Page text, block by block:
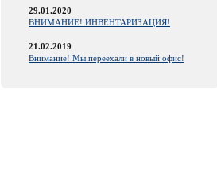
29.01.2020
ВНИМАНИЕ! ИНВЕНТАРИЗАЦИЯ!
21.02.2019
Внимание! Мы переехали в новый офис!